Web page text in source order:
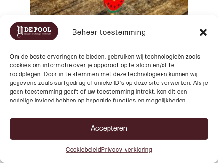
Beheer toestemming
Om de beste ervaringen te bieden, gebruiken wij technologieën zoals
cookies om informatie over je apparaat op te slaan en/of te
raadplegen. Door in te stemmen met deze technologieën kunnen wij
gegevens zoals surfgedrag of unieke ID's op deze site verwerken. Als je
geen toestemming geeft of uw toestemming intrekt, kan dit een
nadelige invloed hebben op bepaalde functies en mogelijkheden.
Accepteren
CookiebeleidPrivacy-verklaring